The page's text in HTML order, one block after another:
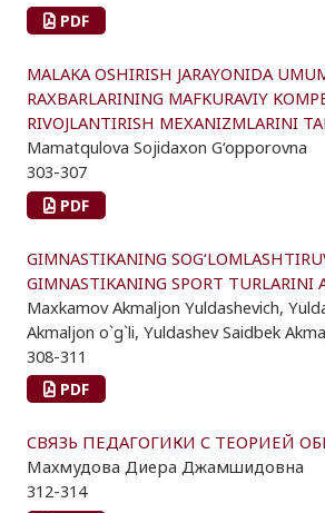
PDF
MALAKA OSHIRISH JARAYONIDA
RAXBARLARINING MAFKURAVIY
RIVOJLANTIRISH MEXANIZMLARINI
Mamatqulova Sojidaxon G‘opporovna
303-307
PDF
GIMNASTIKANING
GIMNASTIKANING SPORT TURLARINI
Maxkamov Akmaljon Yuldashevich,
Akmaljon o`g`li, Yuldashev Saidbek
308-311
PDF
СВЯЗЬ ПЕДАГОГИКИ С ТЕОРИЕЙ
Махмудова Диера Джамшидовна
312-314